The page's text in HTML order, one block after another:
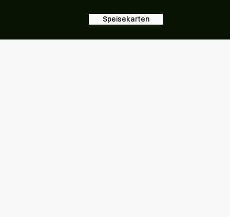
Speisekarten